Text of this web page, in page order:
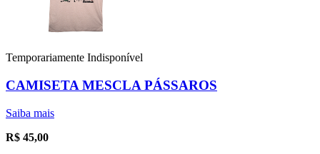
Temporariamente Indisponível
CAMISETA MESCLA PÁSSAROS
Saiba mais
R$ 45,00